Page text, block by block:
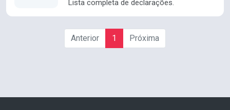
Lista completa de declarações.
Anterior 1 Próxima